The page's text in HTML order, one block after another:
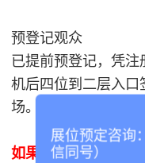
预登记观众
已提前预登记，凭
机后四位到二层入口
场。
如果您还未注册，请
展位预定咨询
信同号）